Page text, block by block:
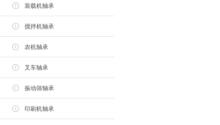
装载机轴承
搅拌机轴承
农机轴承
叉车轴承
振动筛轴承
印刷机轴承